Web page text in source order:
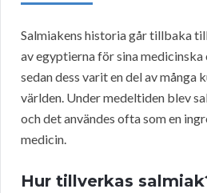
Salmiakens historia går tillbaka
av egyptierna för sina medicinska
sedan dess varit en del av många
världen. Under medeltiden blev
och det användes ofta som en
medicin.
Hur tillverkas